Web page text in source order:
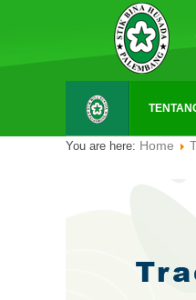
You are here: Home